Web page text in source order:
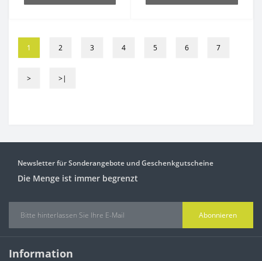
1 2 3 4 5 6 7
> >|
Newsletter für Sonderangebote und Geschenkgutscheine
Die Menge ist immer begrenzt
Abonnieren
Information